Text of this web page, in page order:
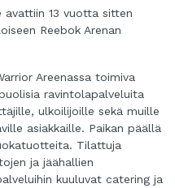
avattiin 13 vuotta sitten
Reebok Arenan
Areenassa toimiva
ravintolapalveluita
ulkoilijoille sekä muille
asiakkaille. Paikan päällä
Tilattuja
ja jäähallien
kuuluvat catering ja